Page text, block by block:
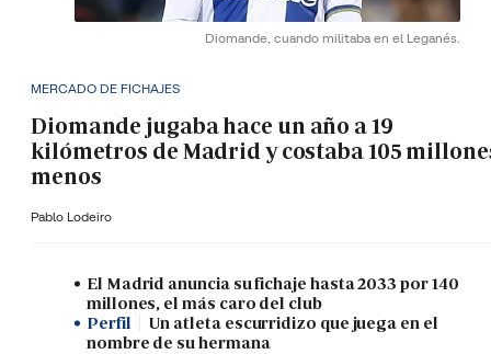
Diomande, cuando militaba en el Leganés.
MERCADO DE FICHAJES
Diomande jugaba hace un año a 19
kilómetros de Madrid y costaba 105
menos
Pablo Lodeiro
El Madrid anuncia su fichaje hasta 2033 por 140
millones, el más caro del club
Perfil
Un atleta escurridizo que juega en el
nombre de su hermana